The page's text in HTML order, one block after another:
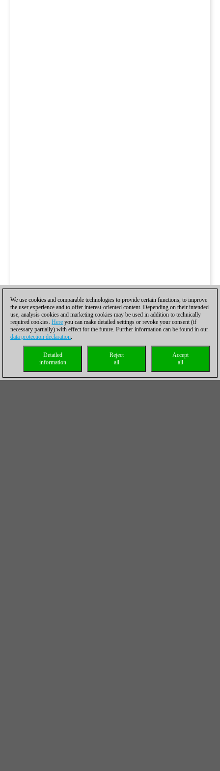
We use cookies and comparable technologies to provide certain functions, to improve
the user experience and to offer interest-oriented content. Depending on their intended
use, analysis cookies and marketing cookies may be used in addition to technically
required cookies. Here you can make detailed settings or revoke your consent (if
necessary partially) with effect for the future. Further information can be found in our
data protection declaration.
Accept
all
Reject
all
Detailed
information